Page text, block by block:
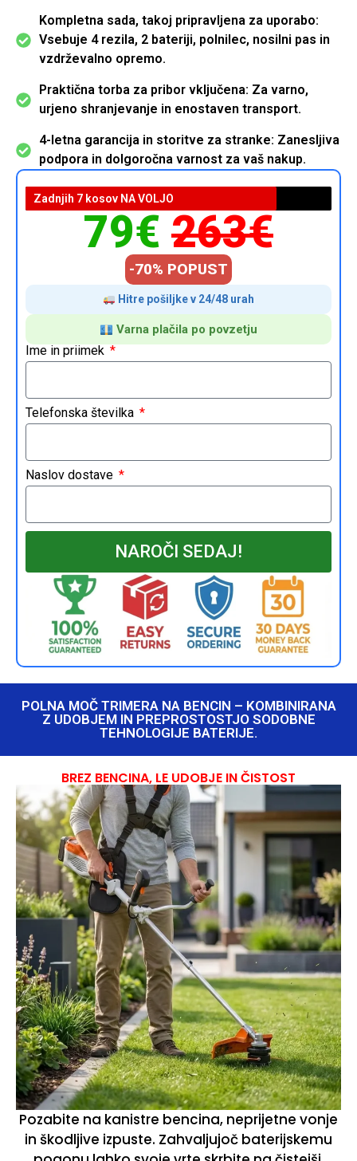
Kompletna sada, takoj pripravljena za uporabo:
Vsebuje 4 rezila, 2 bateriji, polnilec, nosilni pas in
vzdrževalno opremo.
Praktična torba za pribor vključena: Za varno,
urjeno shranjevanje in enostaven transport.
4-letna garancija in storitve za stranke: Zanesljiva
podpora in dolgoročna varnost za vaš nakup.
Zadnjih 7 kosov NA VOLJO
79€ 263€
-70% POPUST
Hitre pošiljke v 24/48 urah
Varna plačila po povzetju
Ime in priimek
Telefonska številka
Naslov dostave
NAROČI SEDAJ!
POLNA MOČ TRIMERA NA BENCIN – KOMBINIRANA
Z UDOBJEM IN PREPROSTOSTJO SODOBNE
TEHNOLOGIJE BATERIJE.
BREZ BENCINA, LE UDOBJE IN ČISTOST
Pozabite na kanistre bencina, neprijetne vonje
in škodljive izpuste. Zahvaljujoč baterijskemu